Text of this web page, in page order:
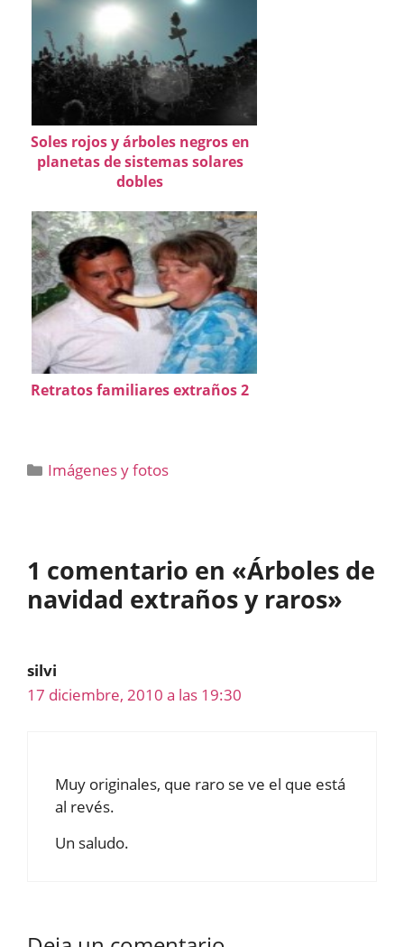
Soles rojos y árboles negros en
planetas de sistemas solares
dobles
Retratos familiares extraños 2
Categorías
Imágenes y fotos
1 comentario en «Árboles de
navidad extraños y raros»
silvi
17 diciembre, 2010 a las 19:30
Muy originales, que raro se ve el que está
al revés.
Un saludo.